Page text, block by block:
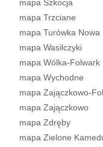
mapa Szkocja
mapa Trzciane
mapa Turówka Nowa
mapa Wasilczyki
mapa Wólka-Folwark
mapa Wychodne
mapa Zajączkowo-
mapa Zajączkowo
mapa Zdręby
mapa Zielone